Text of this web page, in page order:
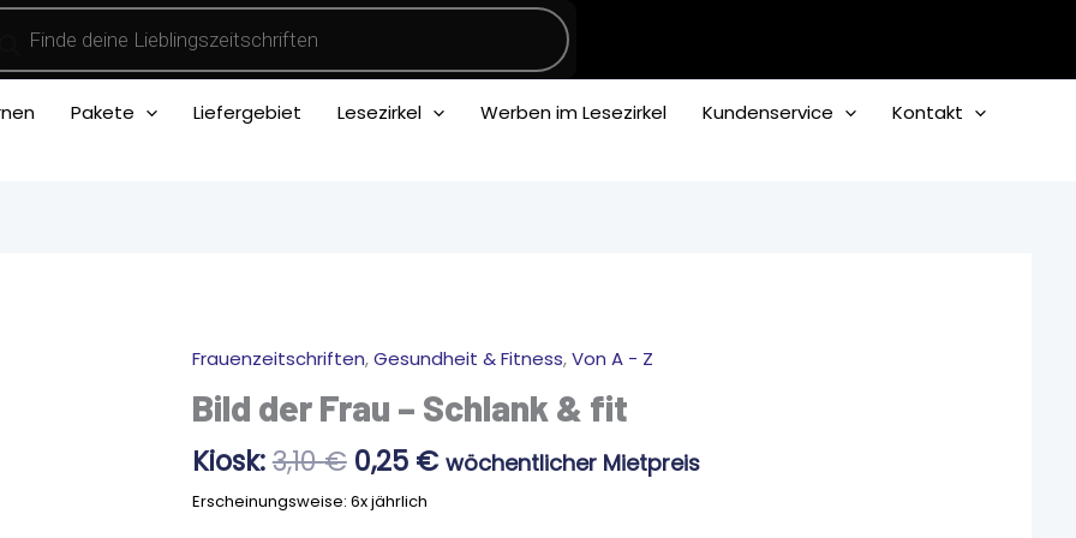
Pakete Liefergebiet Lesezirkel Werben im Lesezirkel Kundenservice
Kontakt
Frauenzeitschriften,Gesundheit & Fitness,Von A - Z
Bild der Frau – Schlank & fit
Kiosk:3,10€
Ursprünglicher
war:
3,10 €
0,25 €
Aktueller
Preis
ist:
0,25 €.
wöchentlicher Mietpreis
Erscheinungsweise: 6x jährlich
Bild
der
Frau
-
Schlank
&